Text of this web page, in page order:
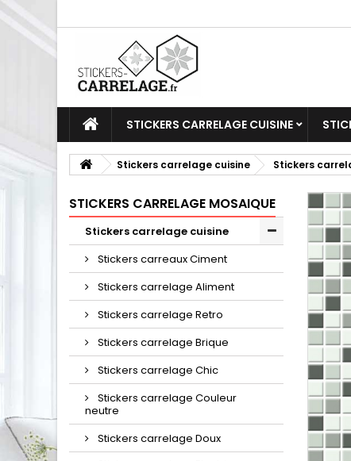
STICKERS CARRELAGE CUISINE
Stickers carrelage cuisine Stickers
STICKERS CARRELAGE MOSAIQUE
Stickers carrelage cuisine
Stickers carreaux Ciment
Stickers carrelage Aliment
Stickers carrelage Retro
Stickers carrelage Brique
Stickers carrelage Chic
Stickers carrelage Couleur
neutre
Stickers carrelage Doux